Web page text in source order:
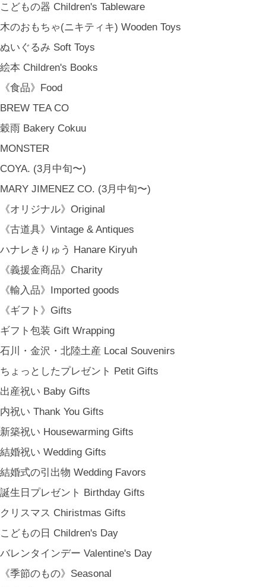
こどもの器 Children's Tableware
木のおもちゃ(ニキティキ) Wooden Toys
ぬいぐるみ Soft Toys
絵本 Children's Books
《食品》Food
BREW TEA CO
穀雨 Bakery Cokuu
MONSTER
COYA. (3月中旬〜)
MARY JIMENEZ CO. (3月中旬〜)
《オリジナル》Original
《古道具》Vintage & Antiques
ハナレきりゅう Hanare Kiryuh
《義援金商品》Charity
《輸入品》Imported goods
《ギフト》Gifts
ギフト包装 Gift Wrapping
石川・金沢・北陸土産 Local Souvenirs
ちょっとしたプレゼント Petit Gifts
出産祝い Baby Gifts
内祝い Thank You Gifts
新築祝い Housewarming Gifts
結婚祝い Wedding Gifts
結婚式の引出物 Wedding Favors
誕生日プレゼント Birthday Gifts
クリスマス Chiristmas Gifts
こどもの日 Children's Day
バレンタインデー Valentine's Day
《季節のもの》Seasonal
日常という大切な時間にそっと寄り添う品々をキュレート。それぞれの
美しさに、和と洋、OLD & NEW のインスピレーションを重ね、暮らし
カーサ・ルア] 石川県金沢市尾張町2-14-20 八百萬本舗 内 casa rua / A
RU / icca / icca nicca Home Page Production & Photos by rua., co. ltd
[ MENU ]
SHOPPING GUIDE
FAQ
BLOG
TOP
MY PAGE
[ MAIL MAGAZINE ]
登録
[ NOTICE ]
プライバシーポリシー
会員規約